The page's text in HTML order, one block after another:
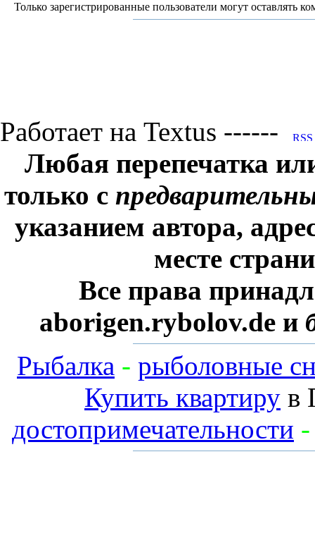
Только зарегистрированные пользователи могут оставлять
Работает на Textus ------
Любая перепечатка
только с
указанием автора,
месте
Все права
aborigen.rybolov.de и
Рыбалка - рыболовные
Купить квартиру в
достопримечательности